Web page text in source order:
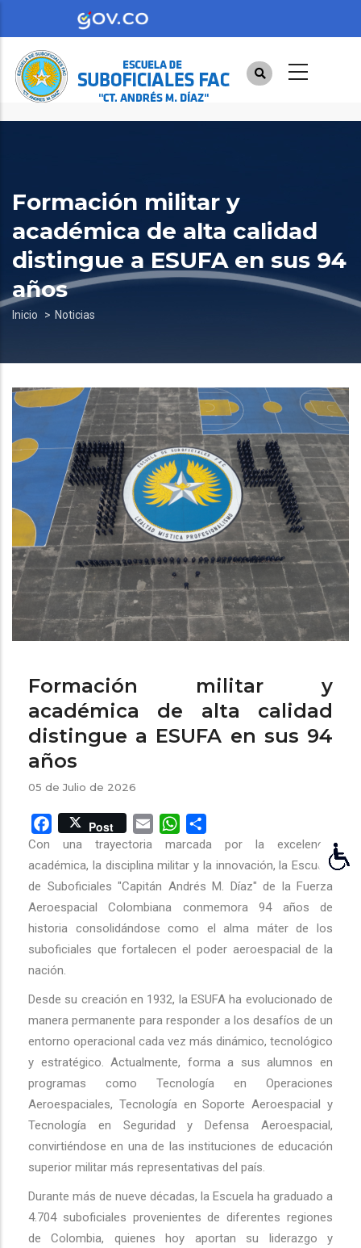
contenido
principal
Formación militar y
académica de alta calidad
distingue a ESUFA en sus 94
años
Sobrescribir
de
ayuda
la
navegación
Inicio Noticias
Formación militar y
académica de alta calidad
distingue a ESUFA en sus 94
años
05 de Julio de 2026
Facebook
Post Email WhatsApp
Con una trayectoria marcada por la excelencia
académica, la disciplina militar y la innovación, la Escuela
de Suboficiales "Capitán Andrés M. Díaz" de la Fuerza
Aeroespacial Colombiana conmemora 94 años de
historia consolidándose como el alma máter de los
suboficiales que fortalecen el poder aeroespacial de la
nación.
Desde su creación en 1932, la ESUFA ha evolucionado de
manera permanente para responder a los desafíos de un
entorno operacional cada vez más dinámico, tecnológico
y estratégico. Actualmente, forma a sus alumnos en
programas como Tecnología en Operaciones
Aeroespaciales, Tecnología en Soporte Aeroespacial y
Tecnología en Seguridad y Defensa Aeroespacial,
convirtiéndose en una de las instituciones de educación
superior militar más representativas del país.
Durante más de nueve décadas, la Escuela ha graduado a
4.704 suboficiales provenientes de diferentes regiones
de Colombia, quienes hoy aportan su liderazgo y